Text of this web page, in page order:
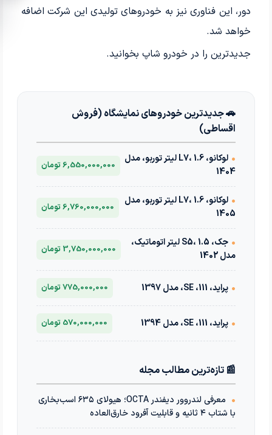
دور، این فناوری نیز به خودروهای تولیدی این شرکت اضافه
خواهد شد.
جدیدترین را در خودرو شاپ بخوانید.
🚗 جدیدترین خودروهای نمایشگاه (فروش
اقساطی)
•
لوکانو، L7، 1.6 لیتر توربو، مدل
1404
6,550,000,000 تومان
•
لوکانو، L7، 1.6 لیتر توربو، مدل
1405
6,760,000,000 تومان
•
جک، S5، 1.5 لیتر اتوماتیک،
مدل 1402
3,750,000,000 تومان
• پراید، 111، SE، مدل 1397 775,000,000 تومان
• پراید، 111، SE، مدل 1394 570,000,000 تومان
📰 تازه‌ترین مطالب مجله
•
معرفی لندروور دیفندر OCTA؛ هیولای ۶۳۵ اسب‌بخاری
با شتاب ۴ ثانیه و قابلیت آفرود خارق‌العاده